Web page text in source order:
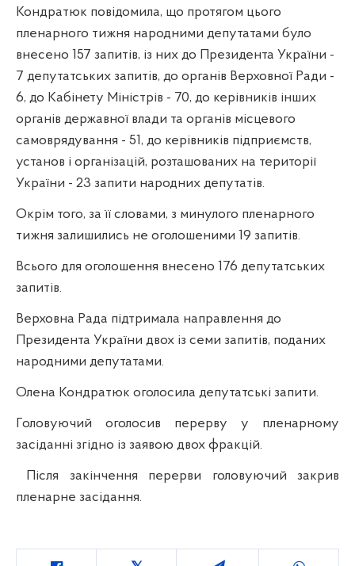
Кондратюк повідомила, що протягом цього
пленарного тижня народними депутатами було
внесено 157 запитів, із них до Президента України -
7 депутатських запитів, до органів Верховної Ради -
6, до Кабінету Міністрів - 70, до керівників інших
органів державної влади та органів місцевого
самоврядування - 51, до керівників підприємств,
установ і організацій, розташованих на території
України - 23 запити народних депутатів.
Окрім того, за її словами, з минулого пленарного
тижня залишились не оголошеними 19 запитів.
Всього для оголошення внесено 176 депутатських
запитів.
Верховна Рада підтримала направлення до
Президента України двох із семи запитів, поданих
народними депутатами.
Олена Кондратюк оголосила депутатські запити.
Головуючий оголосив перерву у пленарному
засіданні згідно із заявою двох фракцій.
Після закінчення перерви головуючий закрив
пленарне засідання.